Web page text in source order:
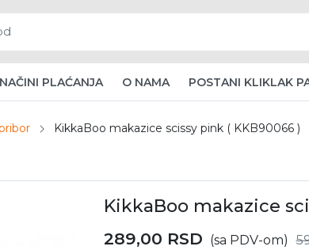
NAČINI PLAĆANJA O NAMA POSTANI KLIKLAK
KikkaBoo makazice scissy pink ( KKB90066 )
KikkaBoo makazice
289,00 RSD (sa PDV-om)